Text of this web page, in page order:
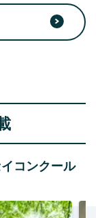
コンクール